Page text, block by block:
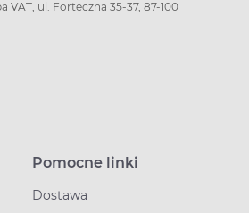
VAT, ul. Forteczna 35-37, 87-100
Pomocne linki
Dostawa